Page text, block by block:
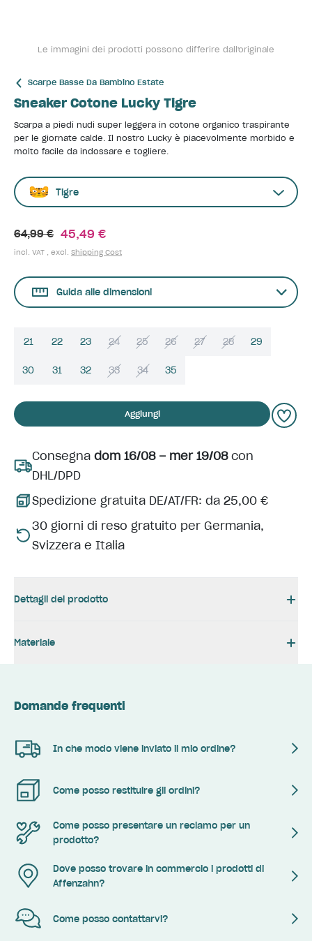
Le immagini dei prodotti possono differire dall'originale
Scarpe Basse Da Bambino Estate
Sneaker Cotone Lucky Tigre
Scarpa a piedi nudi super leggera in cotone organico traspirante
per le giornate calde. Il nostro Lucky è piacevolmente morbido e
molto facile da indossare e togliere.
Tigre
64,99 € 45,49 €
incl. VAT , excl. Shipping Cost
Guida alle dimensioni
21 22 23 24 25 26 27 28 29
30 31 32 33 34 35
Aggiungi
Consegna dom 16/08 – mer 19/08con
DHL/DPD
Spedizione gratuita DE/AT/FR: da 25,00 €
30 giorni di reso gratuito per Germania,
Svizzera e Italia
Dettagli del prodotto
Materiale
Domande frequenti
In che modo viene inviato il mio ordine?
Come posso restituire gli ordini?
Come posso presentare un reclamo per un
prodotto?
Dove posso trovare in commercio i prodotti di
Affenzahn?
Come posso contattarvi?